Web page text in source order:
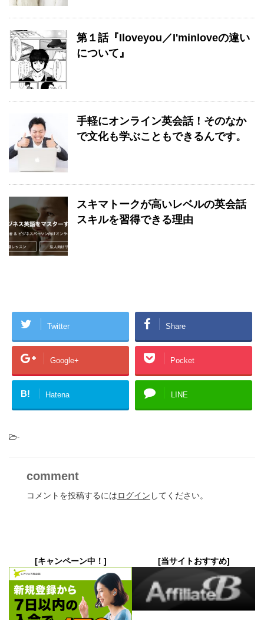
第１話『Iloveyou／I'minloveの違い
について』
手軽にオンライン英会話！そのなか
で文化も学ぶこともできるんです。
スキマトークが高いレベルの英会話
スキルを習得できる理由
Twitter Share
Google+ Pocket
B! Hatena LINE
-
comment
コメントを投稿するにはログイン してください。
[キャンペーン中！] [当サイトおすすめ]